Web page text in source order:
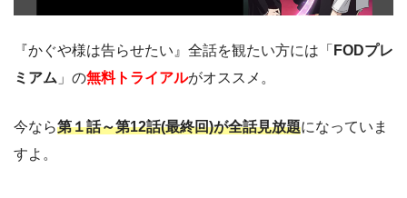
『かぐや様は告らせたい』全話を観たい方には「 FODプレ
ミアム 」の無料トライアルがオススメ。
今なら第１話～第12話(最終回)が全話見放題になっていま
すよ。